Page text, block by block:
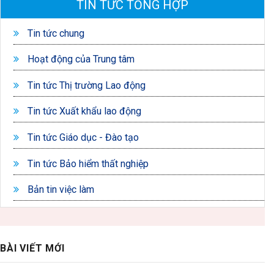
TIN TỨC TỔNG HỢP
Tin tức chung
Hoạt động của Trung tâm
Tin tức Thị trường Lao động
Tin tức Xuất khẩu lao động
Tin tức Giáo dục - Đào tạo
Tin tức Bảo hiểm thất nghiệp
Bản tin việc làm
BÀI VIẾT MỚI